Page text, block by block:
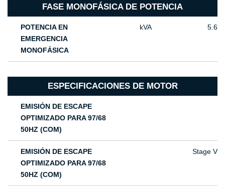
FASE MONOFÁSICA DE POTENCIA
POTENCIA EN
EMERGENCIA
MONOFÁSICA
kVA 5.6
ESPECIFICACIONES DE MOTOR
EMISIÓN DE ESCAPE
OPTIMIZADO PARA 97/68
50HZ (COM)
EMISIÓN DE ESCAPE
OPTIMIZADO PARA 97/68
50HZ (COM)
Stage V